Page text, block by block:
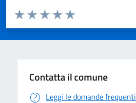
Domanda
Valuta da 1 a 5 stelle la pagina
Valuta 5 stelle su 5
Valuta 4 stelle su 5
Valuta 3 stelle su 5
Valuta 2 stelle su 5
Valuta 1 stelle su 5
Contatta il comune
Leggi le domande frequenti